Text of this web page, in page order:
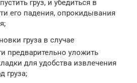
груз, и убедиться в
его падения, опрокидывания
груза в случае
предварительно уложить
для удобства извлечения
груза;